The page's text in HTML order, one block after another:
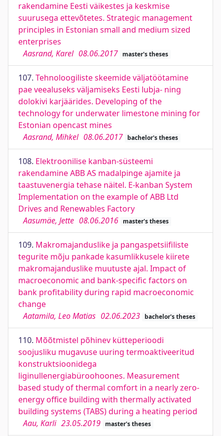
rakendamine Eesti väikestes ja keskmise
suurusega ettevõtetes. Strategic management
principles in Estonian small and medium sized
enterprises
Aasrand, Karel 08.06.2017 master's theses
107. Tehnoloogiliste skeemide väljatöötamine
pae veealuseks väljamiseks Eesti lubja- ning
dolokivi karjäärides. Developing of the
technology for underwater limestone mining for
Estonian opencast mines
Aasrand, Mihkel 08.06.2017 bachelor's theses
108. Elektroonilise kanban-süsteemi
rakendamine ABB AS madalpinge ajamite ja
taastuvenergia tehase näitel. E-kanban System
Implementation on the example of ABB Ltd
Drives and Renewables Factory
Aasumäe, Jette 08.06.2016 master's theses
109. Makromajanduslike ja pangaspetsiifiliste
tegurite mõju pankade kasumlikkusele kiirete
makromajanduslike muutuste ajal. Impact of
macroeconomic and bank-specific factors on
bank profitability during rapid macroeconomic
change
Aatamila, Leo Matias 02.06.2023 bachelor's theses
110. Mõõtmistel põhinev kütteperioodi
soojusliku mugavuse uuring termoaktiveeritud
konstruktsioonidega
liginullenergiabüroohoones. Measurement
based study of thermal comfort in a nearly zero-
energy office building with thermally activated
building systems (TABS) during a heating period
Aau, Karli 23.05.2019 master's theses